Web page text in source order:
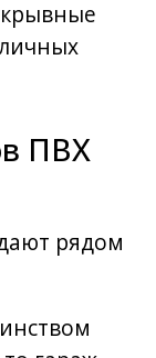
ПВХ
рядом